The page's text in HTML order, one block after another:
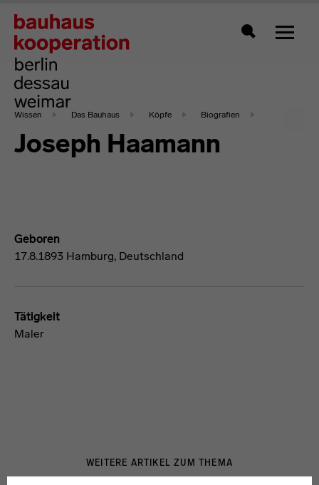
Zeigt
Wissen Das Bauhaus Köpfe Biografien
Joseph Haamann
Geboren
17.8.1893 Hamburg, Deutschland
Tätigkeit
Maler
WEITERE ARTIKEL ZUM THEMA